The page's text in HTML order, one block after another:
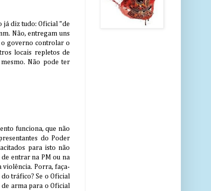
já diz tudo: Oficial "de
Não, entregam uns
o governo controlar o
locais repletos de
Não pode ter
funciona, que não
do Poder
para isto não
entrar na PM ou na
violência. Porra, faça-
tráfico? Se o Oficial
arma para o Oficial